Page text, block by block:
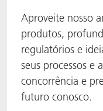
Aproveite nosso
produtos,
regulatórios e
seus processos e
concorrência e
futuro conosco.